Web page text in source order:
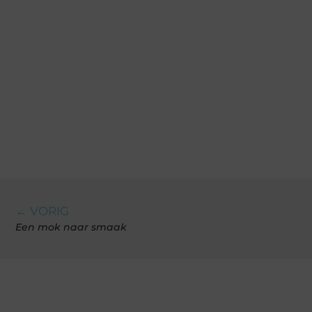
← VORIG
Een mok naar smaak